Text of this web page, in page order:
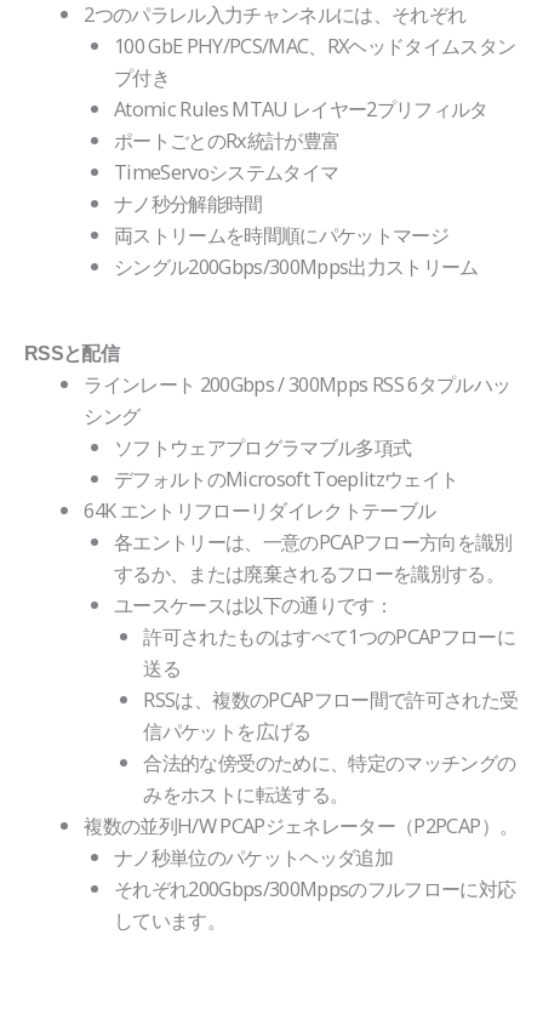
2つのパラレル入力チャンネルには、それぞれ
100 GbE PHY/PCS/MAC、RXヘッドタイムスタン
プ付き
Atomic Rules MTAU レイヤー2プリフィルタ
ポートごとのRx統計が豊富
TimeServoシステムタイマ
ナノ秒分解能時間
両ストリームを時間順にパケットマージ
シングル200Gbps/300Mpps出力ストリーム
RSSと配信
ラインレート 200Gbps / 300Mpps RSS 6タプルハッ
シング
ソフトウェアプログラマブル多項式
デフォルトのMicrosoft Toeplitzウェイト
64K エントリフローリダイレクトテーブル
各エントリーは、一意のPCAPフロー方向を識別
するか、または廃棄されるフローを識別する。
ユースケースは以下の通りです：
許可されたものはすべて1つのPCAPフローに
送る
RSSは、複数のPCAPフロー間で許可された受
信パケットを広げる
合法的な傍受のために、特定のマッチングの
みをホストに転送する。
複数の並列H/W PCAPジェネレーター（P2PCAP）。
ナノ秒単位のパケットヘッダ追加
それぞれ200Gbps/300Mppsのフルフローに対応
しています。